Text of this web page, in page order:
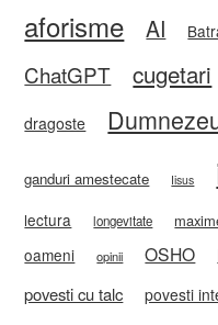
aforisme AI
ChatGPT cugetari
dragoste
ganduri amestecate Iisus
lectura longevitate
oameni opinii OSHO
povesti cu talc povesti